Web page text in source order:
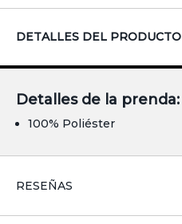
DETALLES DEL PRODUCTO
Detalles de la prenda:
100% Poliéster
RESEÑAS